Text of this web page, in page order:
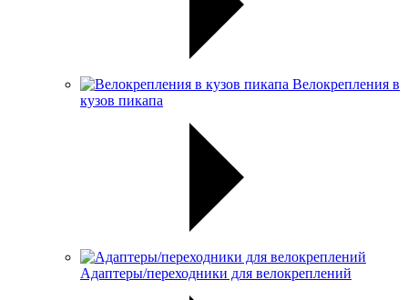
Велокрепления в
кузов пикапа
Адаптеры/переходники для велокреплений